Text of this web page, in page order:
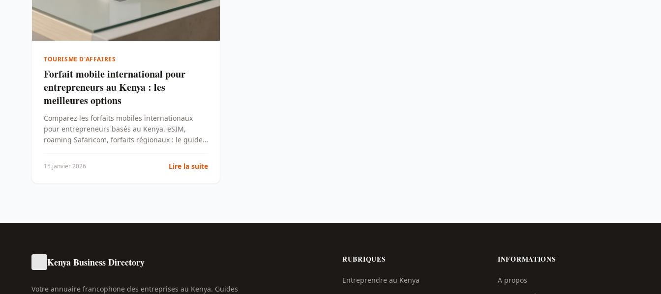
TOURISME D'AFFAIRES
Forfait mobile international pour
entrepreneurs au Kenya : les
meilleures options
Comparez les forfaits mobiles internationaux
pour entrepreneurs basés au Kenya. eSIM,
roaming Safaricom, forfaits régionaux : le guide
15 janvier 2026 Lire la suite
Kenya Business Directory
Votre annuaire francophone des entreprises au Kenya. Guides
RUBRIQUES
Entreprendre au Kenya
INFORMATIONS
A propos